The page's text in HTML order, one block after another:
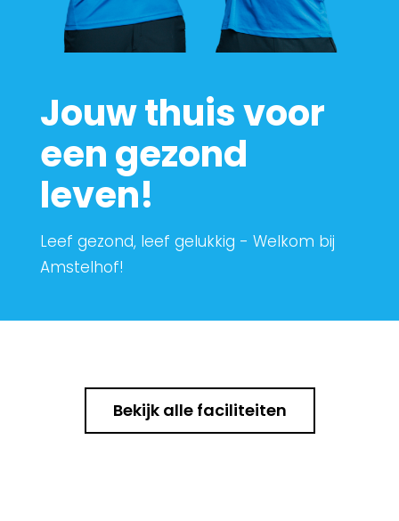
Jouw thuis voor
een gezond
leven!
Leef gezond, leef gelukkig - Welkom bij
Amstelhof!
Bekijk alle faciliteiten